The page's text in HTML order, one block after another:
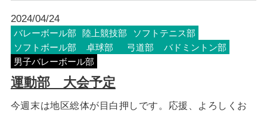
2024/04/24
バレーボール部 陸上競技部
ソフトテニス部
ソフトボール部
卓球部 弓道部
バドミントン部
男子バレーボール部
運動部 大会予定
今週末は地区総体が目白押しです。応援、よろしくお